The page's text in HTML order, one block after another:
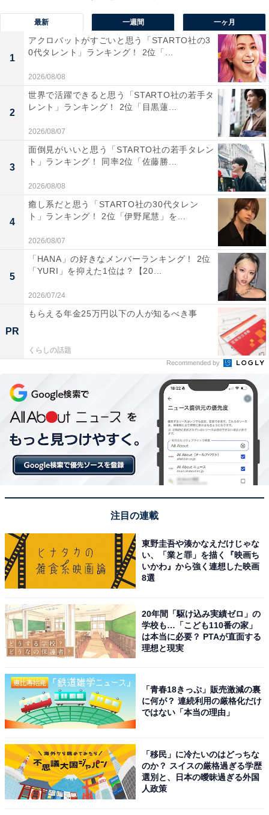
BOX 全7枚セット【NHKスクエア限定商品】
Amazonで見る
1位は、大原麗子さん。10代から東映の看板俳優として
活躍し、高倉健さん主演の『網走番外地』シリーズやテ
レビドラマ『雑居時代』（日本テレビ系）など、62歳で
亡くなるまで数多くの作品に出演しています。大原さん
の鼻にかかったような独特の甘い声と「すこし愛して
ながーく愛して」のコピーが話題を呼んだ、サントリー
レッドのCMシリーズで一世を風靡（ふうび）。1989年
放送のNHK大河ドラマ『春日局』では主演を務め、長い
間“お嫁さんにしたい女性俳優”代表として人気を誇りま
回答者からは、「独特のハスキーボイスで、可愛らしさ
とセクシーさもあり、魅力的な声をしていた」（60代男
性／宮城県）「守ってあげたくなるようなかわいい声を
しているから」（30代女性／神奈川県）、「甘くとろん
とゆっくり話される雰囲気がとても素敵でした」（50代
女性／兵庫県）、「あの可愛らしい甘えた感じのボイス
は心を打たれます」（40代男性／埼玉県）などのコメン
トが寄せられました。
※回答者からのコメントは原文ママです
この記事の筆者：福島 ゆき プロフィール
アニメや漫画のレビュー、エンタメトピックスなどを中
心に、オールジャンルで執筆中のライター。時々、店舗
取材などのリポート記事も担当。All AboutおよびAll
About ニュースでのライター歴は6年。
次ページ
8位までの全ランキング結果を見
る
最新 一週間 一ヶ月
1
アクロバットがすごいと思う「STARTO社の3
0代タレント」ランキング！ 2位「...
2026/08/08
2
世界で活躍できると思う「STARTO社の若手タ
レント」ランキング！ 2位「目黒蓮...
2026/08/07
3
面倒見がいいと思う「STARTO社の若手タレン
ト」ランキング！ 同率2位「佐藤勝...
2026/08/08
4
癒し系だと思う「STARTO社の30代タレン
ト」ランキング！ 2位「伊野尾慧」を...
2026/08/07
5
「HANA」の好きなメンバーランキング！ 2位
「YURI」を抑えた1位は？【20...
2026/07/24
PR
もらえる年金25万円以下の人が知るべき事
くらしの話題
Recommended by
注目の連載
東野圭吾や湊かなえだけじゃな
い、「業と罪」を描く『映画ち
いかわ』から強く連想した映画
8選
20年間「駆け込み実績ゼロ」の
学校も…「こども110番の家」
は本当に必要？ PTAが直面する
理想と現実
「青春18きっぷ」販売激減の裏
に何が？ 連続利用の厳格化だけ
ではない「本当の理由」
「移民」に冷たいのはどっちな
のか？ スイスの厳格過ぎる学歴
選別と、日本の曖昧過ぎる外国
人政策